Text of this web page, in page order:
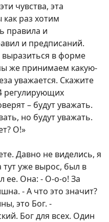
чувства, эта
раз хотим
правила и
и предписаний.
в форме
же принимаем какую-
уважается. Скажите
регулирующих
– будут уважать.
но будут уважать.
О!»
Давно не виделись, я
уже вырос, был в
ее. Она: - О-о-о! За
- А что это значит?
это Бог. -
Бог для всех. Один